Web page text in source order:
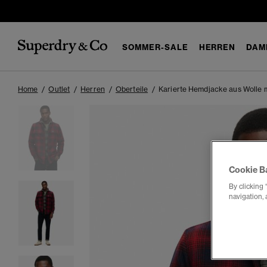
SOMMER-SALE HERREN
Home Outlet Herren Oberteile Karierte Hemdjacke aus Wolle
Cookie
By clicking
navigation,